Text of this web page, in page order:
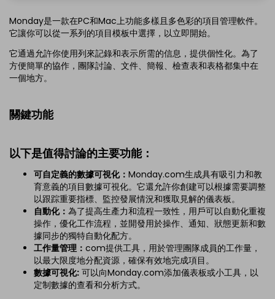
Monday是一款在PC和Mac上功能多樣且多色彩的項目管理軟件。
它讓你可以從一系列的項目模板中選擇，以立即開始。
它通過允許你使用列來記錄和表示所需的信息，提供個性化。為了
方便簡單的協作，團隊討論、文件、簡報、檢查表和表格都集中在
一個地方。
關鍵功能
以下是值得討論的主要功能：
可自定義的數據可視化： Monday.com生成具有吸引力和教
育意義的項目數據可視化。它還允許你創建可以根據需要調整
以跟踪重要指標、監控發展情況和獲取見解的儀表板。
自動化： 為了提高生產力和流程一致性，用戶可以自動化重複
操作，優化工作流程，並開發用於操作、通知、狀態更新和數
據同步的獨特自動化配方。
工作量管理： com提供工具，用於管理團隊成員的工作量，
以最大限度地分配資源，確保有效地完成項目。
數據可視化: 可以向Monday.com添加儀表板或小工具，以
定制數據的查看和分析方式。